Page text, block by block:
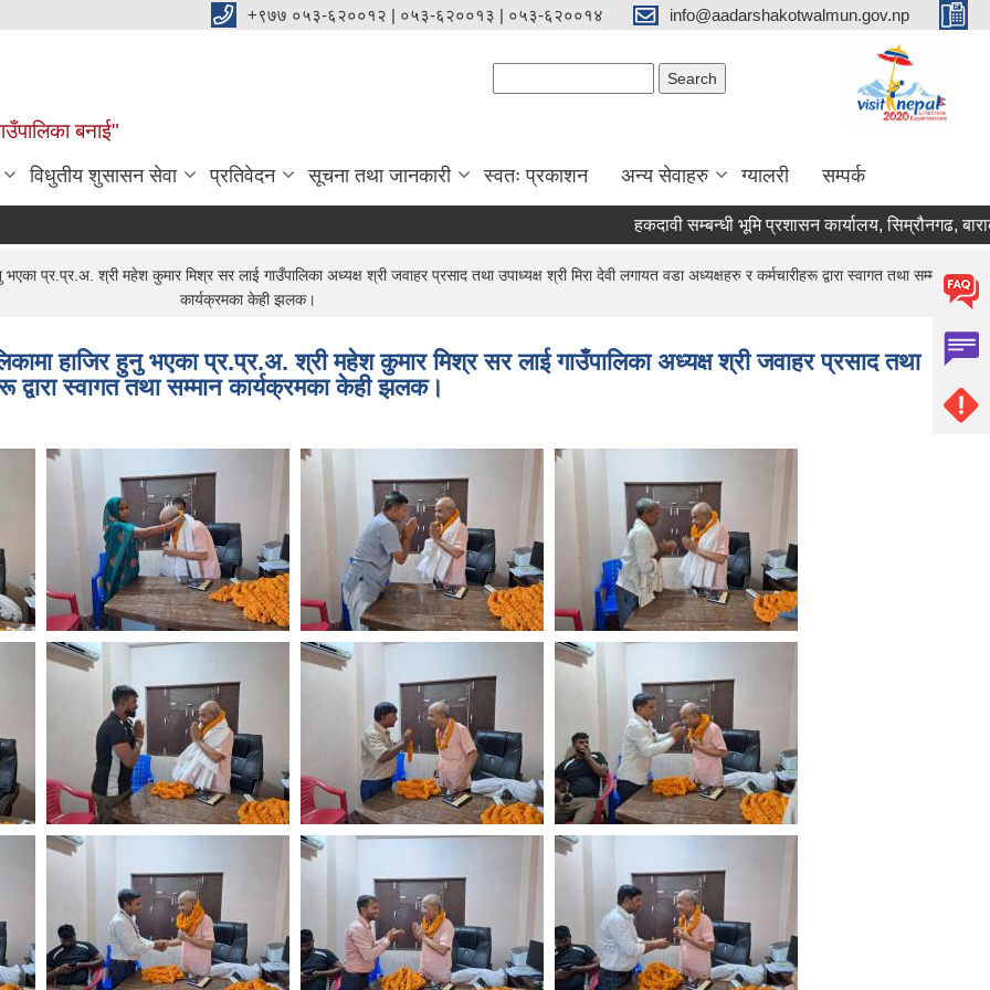
+९७७ ०५३-६२००१२ | ०५३-६२००१३ | ०५३-६२००१४ info@aadarshakotwalmun.gov.np
बनाई"
विधुतीय शुसासन सेवा प्रतिवेदन सूचना तथा जानकारी स्वतः प्रकाशन अन्य सेवाहरु ग्यालरी सम्पर्क
हकदावी सम्बन्धी भूमि प्रशासन कार्यालय, सिम्रौनगढ,
श्री महेश कुमार मिश्र सर लाई गाउँपालिका अध्यक्ष श्री जवाहर प्रसाद तथा उपाध्यक्ष श्री मिरा देवी लगायत वडा अध्यक्षहरु र कर्मचारीहरू द्वारा स्वागत तथा सम्मान
कार्यक्रमका केही झलक।
हाजिर हुनु भएका प्र.प्र.अ. श्री महेश कुमार मिश्र सर लाई गाउँपालिका अध्यक्ष श्री जवाहर प्रसाद तथा
द्वारा स्वागत तथा सम्मान कार्यक्रमका केही झलक।